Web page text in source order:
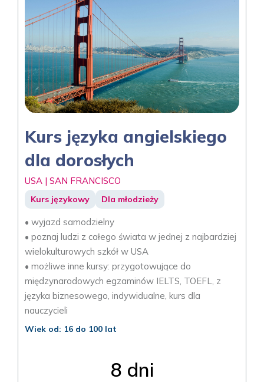
Kurs języka angielskiego
dla dorosłych
USA | SAN FRANCISCO
Kurs językowy Dla młodzieży
• wyjazd samodzielny
• poznaj ludzi z całego świata w jednej z najbardziej
wielokulturowych szkół w USA
• możliwe inne kursy: przygotowujące do
międzynarodowych egzaminów IELTS, TOEFL, z
języka biznesowego, indywidualne, kurs dla
nauczycieli
Wiek od: 16 do 100 lat
8 dni